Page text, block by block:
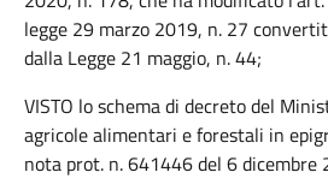
legge 29 marzo 2019, n. 27
dalla Legge 21 maggio, n. 44;
VISTO lo schema di decreto del
agricole alimentari e forestali in
nota prot. n. 641446 del 6 dicembre